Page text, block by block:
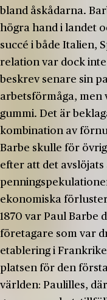
bland åskådarna.
högra hand i landet
succé i både Italien,
relation var dock
beskrev senare sin
arbetsförmåga, men
gummi. Det är
kombination av
Barbe skulle för
efter att det avslöjats
ekonomiska
1870 var Paul Barbe
företagare som var
etablering i
platsen för den
världen: Paulilles,